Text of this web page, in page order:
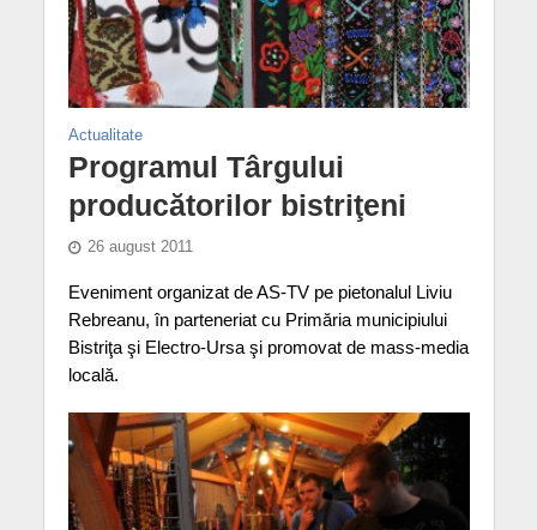
Actualitate
Programul Târgului
producătorilor bistriţeni
26 august 2011
Eveniment organizat de AS-TV pe pietonalul Liviu
Rebreanu, în parteneriat cu Primăria municipiului
Bistriţa şi Electro-Ursa şi promovat de mass-media
locală.